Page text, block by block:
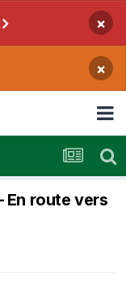
×
×
En route vers